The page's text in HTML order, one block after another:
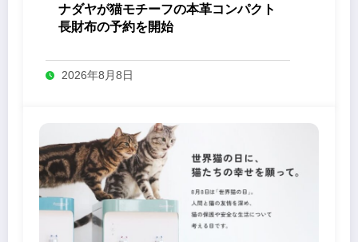
ナダヤが猫モチーフの本革コンパクト
長財布の予約を開始
2026年8月8日